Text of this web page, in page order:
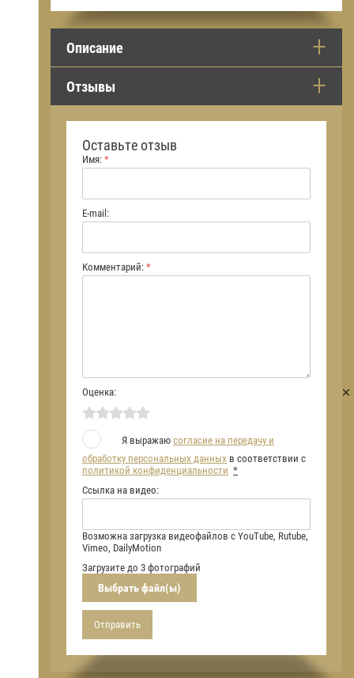
Описание
Отзывы
Оставьте отзыв
Имя: *
E-mail:
Комментарий: *
Оценка:
Я выражаю согласие на передачу и
обработку персональных данных в соответствии с
политикой конфиденциальности *
Ссылка на видео:
Возможна загрузка видеофайлов с YouTube, Rutube,
Vimeo, DailyMotion
Загрузите до 3 фотографий
Выбрать файл(ы)
Отправить